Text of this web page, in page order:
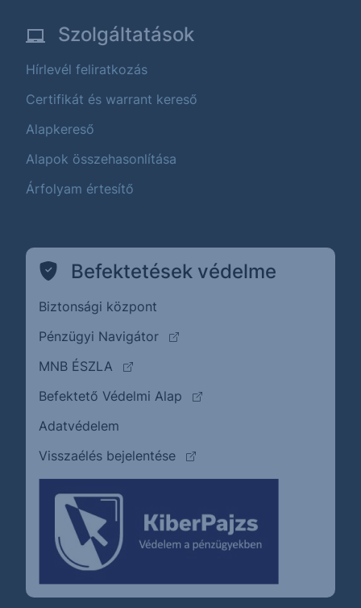
Szolgáltatások
Hírlevél feliratkozás
Certifikát és warrant kereső
Alapkereső
Alapok összehasonlítása
Árfolyam értesítő
Befektetések védelme
Biztonsági központ
Pénzügyi Navigátor
(külső oldalra ugrik)
MNB ÉSZLA
(külső oldalra ugrik)
Befektető Védelmi Alap
(külső oldalra ugrik)
Adatvédelem
Visszaélés bejelentése
(külső oldalra ugrik)